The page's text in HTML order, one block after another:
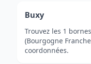
Buxy
Trouvez les 1
(Bourgogne
coordonnées.